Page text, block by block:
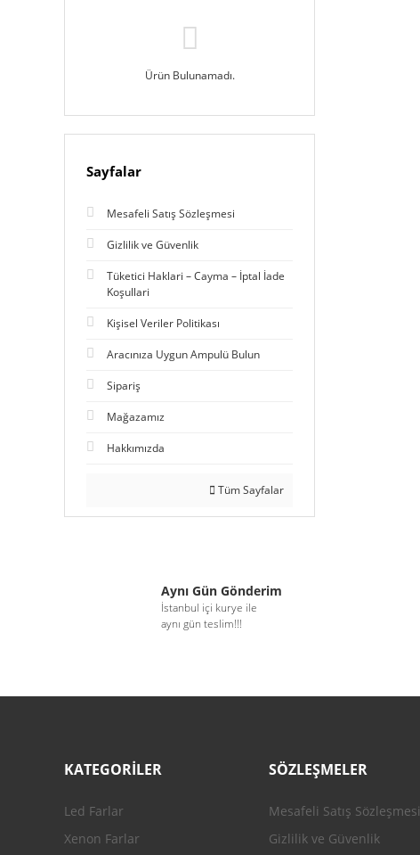
Ürün Bulunamadı.
Sayfalar
Mesafeli Satış Sözleşmesi
Gizlilik ve Güvenlik
Tüketici Haklari – Cayma – İptal İade
Koşullari
Kişisel Veriler Politikası
Aracınıza Uygun Ampulü Bulun
Sipariş
Mağazamız
Hakkımızda
Tüm Sayfalar
Aynı Gün Gönderim
İstanbul içi kurye ile
aynı gün teslim!!!
KATEGORİLER
Led Farlar
Xenon Farlar
SÖZLEŞMELER
Mesafeli Satış Sözleşmesi
Gizlilik ve Güvenlik